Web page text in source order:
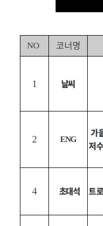
NO 코너명
1 날씨
2 ENG
가
저
4 초대석 트